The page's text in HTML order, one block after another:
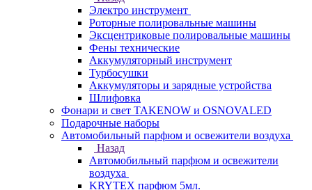
Электро инструмент
Роторные полировальные машины
Эксцентриковые полировальные машины
Фены технические
Аккумуляторный инструмент
Турбосушки
Аккумуляторы и зарядные устройства
Шлифовка
Фонари и свет TAKENOW и OSNOVALED
Подарочные наборы
Автомобильный парфюм и освежители воздуха
Назад
Автомобильный парфюм и освежители
воздуха
KRYTEX парфюм 5мл.